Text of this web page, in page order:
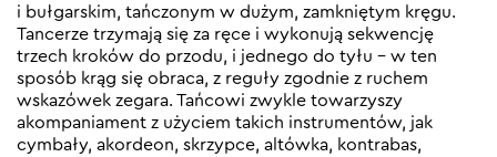
i bułgarskim, tańczonym w dużym, zamkniętym kręgu.
Tancerze trzymają się za ręce i wykonują sekwencję
trzech kroków do przodu, i jednego do tyłu – w ten
sposób krąg się obraca, z reguły zgodnie z ruchem
wskazówek zegara. Tańcowi zwykle towarzyszy
akompaniament z użyciem takich instrumentów, jak
cymbały, akordeon, skrzypce, altówka, kontrabas,